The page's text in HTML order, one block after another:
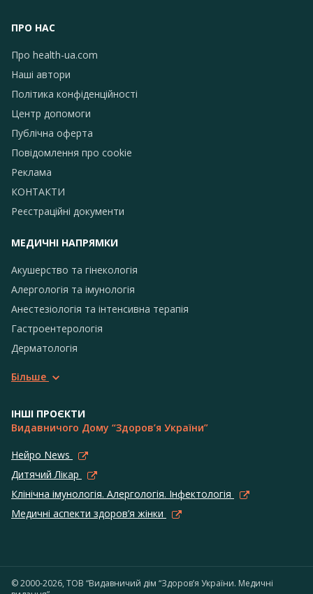
ПРО НАС
Про health-ua.com
Наші автори
Політика конфіденційності
Центр допомоги
Публічна оферта
Повідомлення про сookie
Реклама
КОНТАКТИ
Реєстраційні документи
МЕДИЧНІ НАПРЯМКИ
Акушерство та гінекологія
Алергологія та імунологія
Анестезіологія та інтенсивна терапія
Гастроентерологія
Дерматологія
Більше
ІНШІ ПРОЄКТИ
Видавничого Дому “Здоров’я України”
Нейро News
Дитячий Лікар
Клінічна імунологія. Алергологія. Інфектологія
Медичні аспекти здоров’я жінки
© 2000-2026, ТОВ “Видавничий дім “Здоров’я України. Медичні